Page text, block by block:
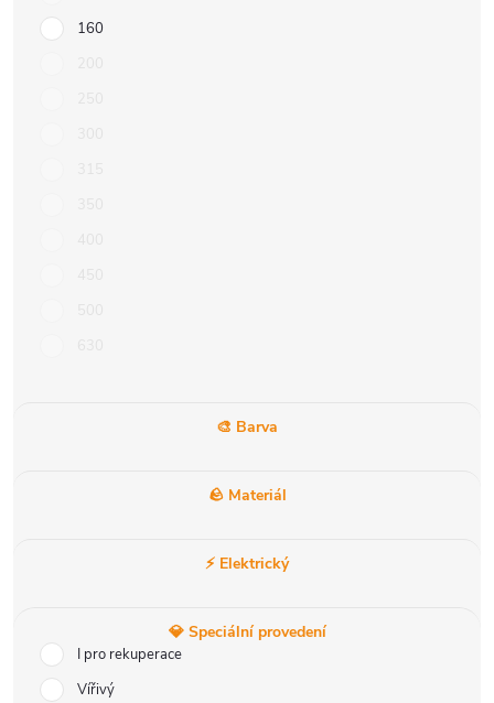
160
🎨 Barva
🪨 Materiál
⚡ Elektrický
💎 Speciální provedení
I pro rekuperace
Vířivý